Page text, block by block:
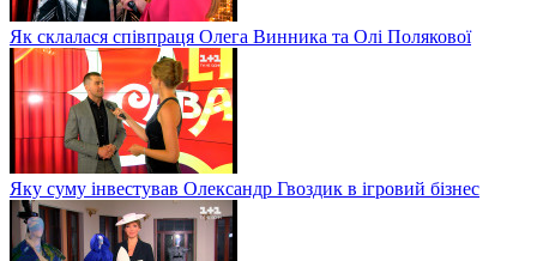
Як склалася співпраця Олега Винника та Олі Полякової
Яку суму інвестував Олександр Гвоздик в ігровий бізнес